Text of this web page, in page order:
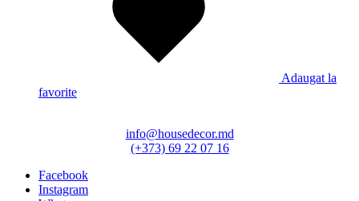
Adaugat la
favorite
info@housedecor.md
(+373) 69 22 07 16
Facebook
Instagram